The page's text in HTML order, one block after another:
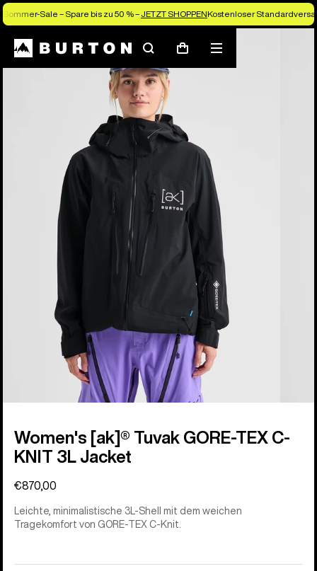
Sommer-Sale – Spare bis zu 50 % – JETZT SHOPPENKostenloser
SuchenWarenkorb
Menü
Die Experten von Burton erklären es dir
Women's [ak]® Tuvak GORE-TEX C-
KNIT 3L Jacket
€870,00
Leichte, minimalistische 3L-Shell mit dem weichen
Tragekomfort von GORE-TEX C-Knit.